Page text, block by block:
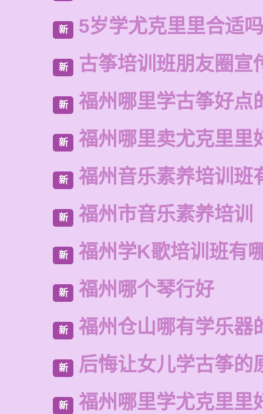
新 5岁学尤克里里合适
新 古筝培训班朋友圈宣
新 福州哪里学古筝好点
新 福州哪里卖尤克里里
新 福州音乐素养培训班
新 福州市音乐素养培训
新 福州学K歌培训班有
新 福州哪个琴行好
新 福州仓山哪有学乐器
新 后悔让女儿学古筝的
新 福州哪里学尤克里里